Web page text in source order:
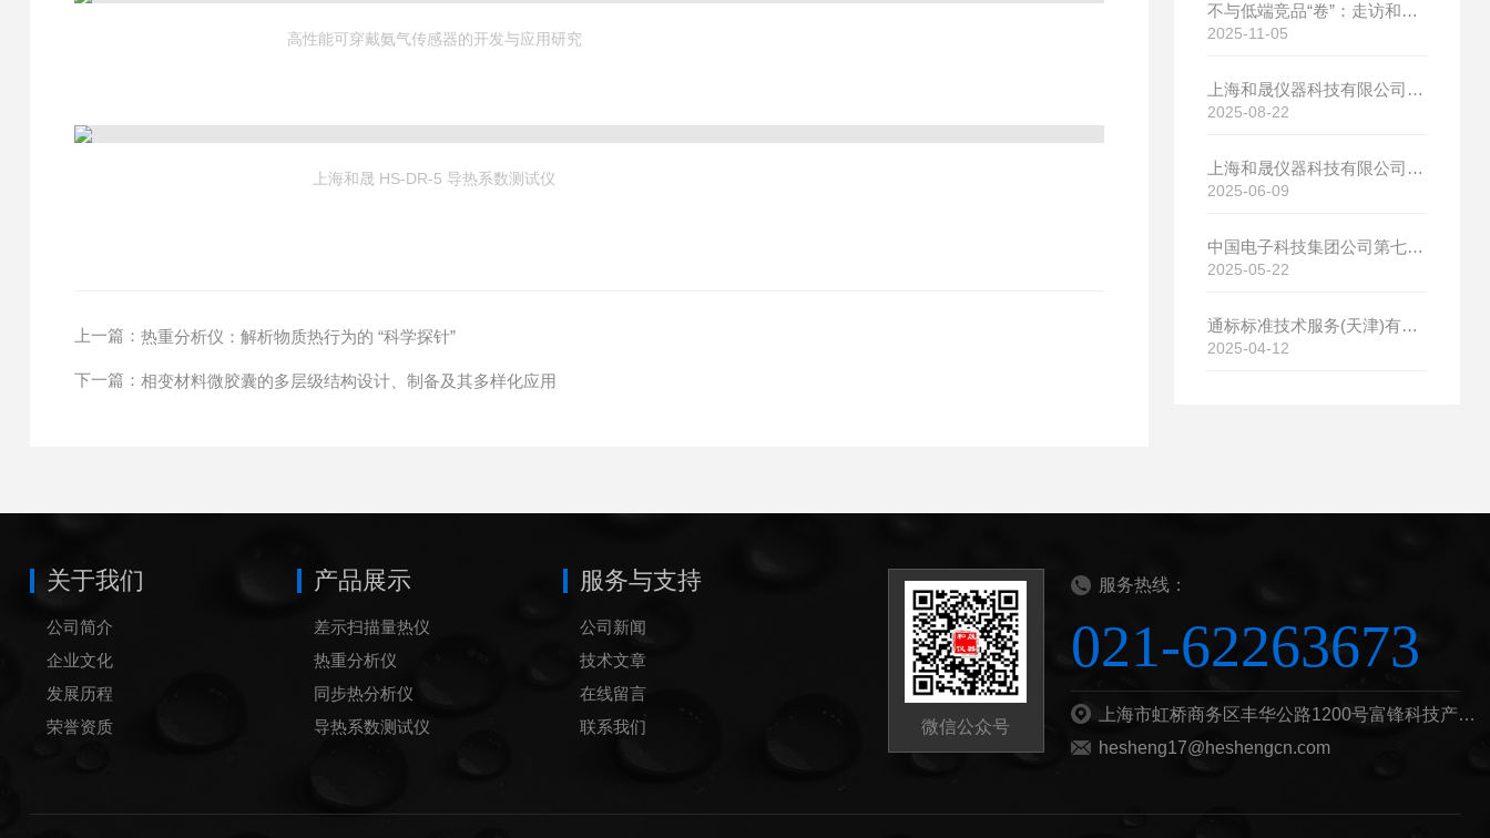
高性能可穿戴氨气传感器的开发与应用研究
上海和晟 HS-DR-5 导热系数测试仪
上一篇： 热重分析仪：解析物质热行为的 “科学探针”
下一篇： 相变材料微胶囊的多层级结构设计、制备及其多样化应用
不与低端竞品“卷”：走访和晟科技，探寻国产热分析如何行稳致远
2025-11-05
上海和晟仪器科技有限公司新厂开工大吉
2025-08-22
上海和晟仪器科技有限公司新厂开工大吉
2025-06-09
中国电子科技集团公司第七研究所选购我司差示扫描量热仪
2025-05-22
通标标准技术服务(天津)有限公司选购我司HS-DR-5导热系数测试仪
2025-04-12
关于我们
公司简介
企业文化
发展历程
荣誉资质
产品展示
差示扫描量热仪
热重分析仪
同步热分析仪
导热系数测试仪
服务与支持
公司新闻
技术文章
在线留言
联系我们
微信公众号
服务热线：
021-62263673
上海市虹桥商务区丰华公路1200号富锋科技产业园B栋201b
hesheng17@heshengcn.com